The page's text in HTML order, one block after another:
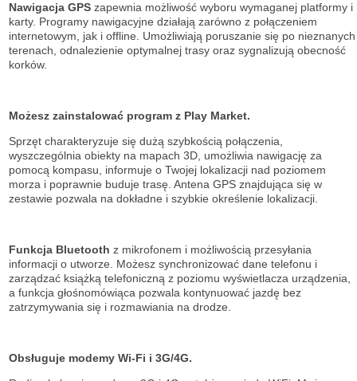
Nawigacja GPS zapewnia możliwość wyboru wymaganej platformy i
karty. Programy nawigacyjne działają zarówno z połączeniem
internetowym, jak i offline. Umożliwiają poruszanie się po nieznanych
terenach, odnalezienie optymalnej trasy oraz sygnalizują obecność
korków.
Możesz zainstalować program z Play Market.
Sprzęt charakteryzuje się dużą szybkością połączenia,
wyszczególnia obiekty na mapach 3D, umożliwia nawigację za
pomocą kompasu, informuje o Twojej lokalizacji nad poziomem
morza i poprawnie buduje trasę. Antena GPS znajdująca się w
zestawie pozwala na dokładne i szybkie określenie lokalizacji.
Funkcja Bluetooth z mikrofonem i możliwością przesyłania
informacji o utworze. Możesz synchronizować dane telefonu i
zarządzać książką telefoniczną z poziomu wyświetlacza urządzenia,
a funkcja głośnomówiąca pozwala kontynuować jazdę bez
zatrzymywania się i rozmawiania na drodze.
Obsługuje modemy Wi-Fi i 3G/4G.